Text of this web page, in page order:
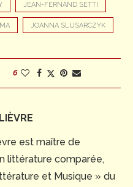
JEAN-FERNAND SETTI
JOANNA SLUSARCZYK
6
est maître de
littérature comparée,
et Musique » du